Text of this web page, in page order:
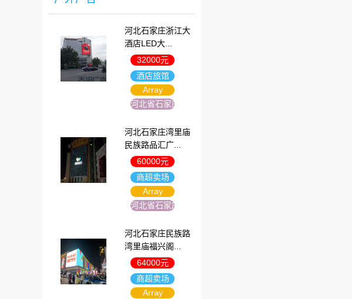
河北石家庄浙江大
酒店LED大...
32000元
酒店旅馆
Array
河北省石家庄市
河北石家庄湾里庙
民族路品汇广...
60000元
商超卖场
Array
河北省石家庄市
河北石家庄民族路
湾里庙福兴阁...
64000元
商超卖场
Array